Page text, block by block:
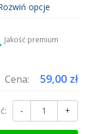
opcje
tylko raz!
Jakość premium
Cena: 59,00 zł
- +